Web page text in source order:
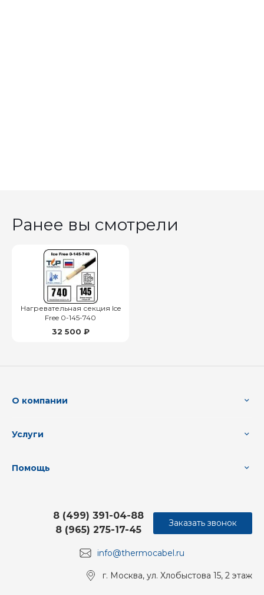
Ранее вы смотрели
Нагревательная секция Ice
Free 0-145-740
32 500 ₽
О компании
Услуги
Помощь
info@thermocabel.ru
8 (499) 391-04-88
8 (965) 275-17-45
г. Москва, ул. Хлобыстова 15, 2 этаж
Заказать звонок